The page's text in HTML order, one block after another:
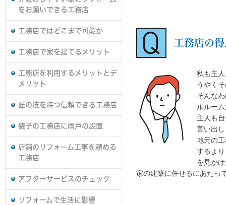
をお願いできる工務店
工務店ではどこまで可能か
工務店で家を建てるメリット
工務店を利用するメリットとデ
メリット
匠の技を持つ信頼できる工務店
磯子の工務店に雨戸の設置
店舗のリフォーム工事を頼める
工務店
アフターサービスのチェック
リフォームで生活に影響
工務店の
私も主
うやく
そんな
ルルー
主人も
言い出
地元の
するよ
を見か
家の建築に任せるにあたっ